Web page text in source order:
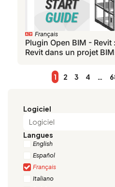
Logiciel
Langues
English
Español
Français
Italiano
Français
Plugin Open BIM -
Revit dans un projet
1 2 3 4 …